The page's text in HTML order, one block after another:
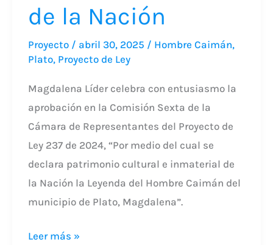
de la Nación
Proyecto/ abril 30, 2025 / Hombre Caimán,
Plato, Proyecto de Ley
Magdalena Líder celebra con entusiasmo la
aprobación en la Comisión Sexta de la
Cámara de Representantes del Proyecto de
Ley 237 de 2024, “Por medio del cual se
declara patrimonio cultural e inmaterial de
la Nación la Leyenda del Hombre Caimán del
municipio de Plato, Magdalena”.
Leer más »